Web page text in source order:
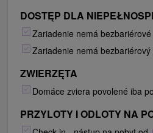
DOSTĘP DLA
Zariadenie nemá
Zariadenie nemá
ZWIERZĘTA
Domáce zviera povolené iba
PRZYLOTY I ODLOTY NA